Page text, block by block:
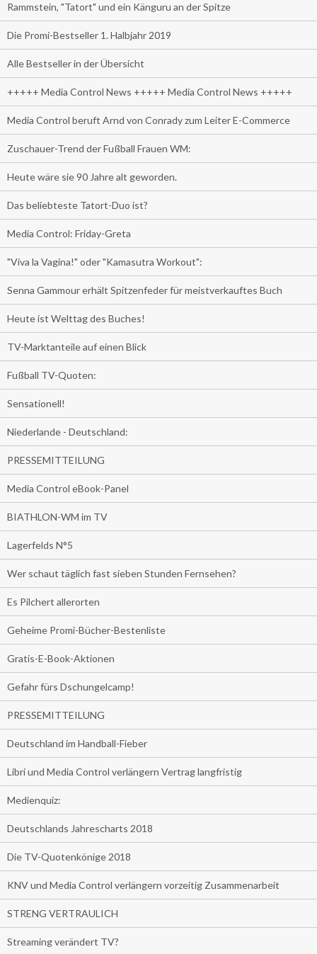
Rammstein, "Tatort" und ein Känguru an der Spitze
Die Promi-Bestseller 1. Halbjahr 2019
Alle Bestseller in der Übersicht
+++++ Media Control News +++++ Media Control News +++++
Media Control beruft Arnd von Conrady zum Leiter E-Commerce
Zuschauer-Trend der Fußball Frauen WM:
Heute wäre sie 90 Jahre alt geworden.
Das beliebteste Tatort-Duo ist?
Media Control: Friday-Greta
"Viva la Vagina!" oder "Kamasutra Workout":
Senna Gammour erhält Spitzenfeder für meistverkauftes Buch
Heute ist Welttag des Buches!
TV-Marktanteile auf einen Blick
Fußball TV-Quoten:
Sensationell!
Niederlande - Deutschland:
PRESSEMITTEILUNG
Media Control eBook-Panel
BIATHLON-WM im TV
Lagerfelds N°5
Wer schaut täglich fast sieben Stunden Fernsehen?
Es Pilchert allerorten
Geheime Promi-Bücher-Bestenliste
Gratis-E-Book-Aktionen
Gefahr fürs Dschungelcamp!
PRESSEMITTEILUNG
Deutschland im Handball-Fieber
Libri und Media Control verlängern Vertrag langfristig
Medienquiz:
Deutschlands Jahrescharts 2018
Die TV-Quotenkönige 2018
KNV und Media Control verlängern vorzeitig Zusammenarbeit
STRENG VERTRAULICH
Streaming verändert TV?